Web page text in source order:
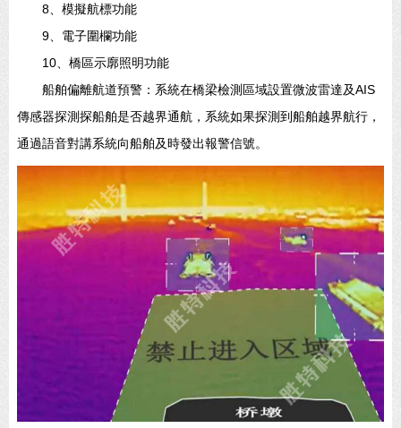
8、模擬航標功能
9、電子圍欄功能
10、橋區示廓照明功能
船舶偏離航道預警：系統在橋梁檢測區域設置微波雷達及AIS
傳感器探測探船舶是否越界通航，系統如果探測到船舶越界航行，
通過語音對講系統向船舶及時發出報警信號。